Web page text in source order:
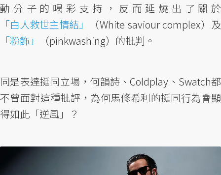
動分子的喝彩支持，反而延燒出了關於
「白人救世主情結」
（White saviour complex）及
「粉飾」
（pinkwashing）的批判。
同是表達挺同立場，何韻詩、Coldplay、Swatch都
不曾面對這種批評，為何馬修希利的挺同行為會顯
得如此「逆風」？